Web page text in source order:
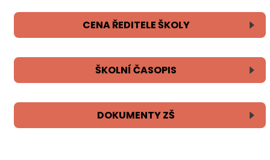
CENA ŘEDITELE ŠKOLY
ŠKOLNÍ ČASOPIS
DOKUMENTY ZŠ